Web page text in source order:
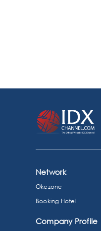
Network
Okezone
Booking Hotel
Company Profile